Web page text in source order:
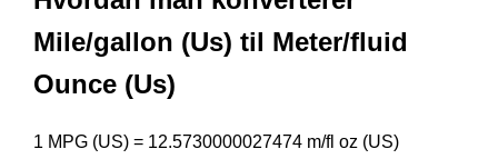
Mile/gallon (Us) til Meter/fluid
Ounce (Us)
1 MPG (US) = 12.5730000027474 m/fl oz (US)